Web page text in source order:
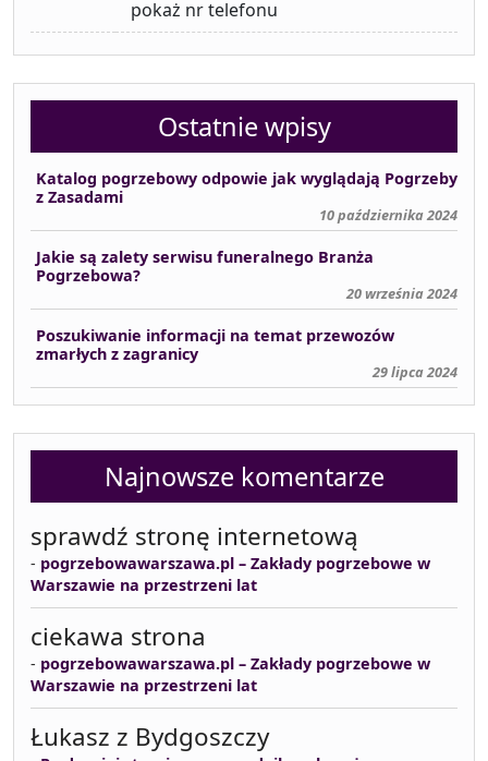
pokaż nr telefonu
Ostatnie wpisy
Katalog pogrzebowy odpowie jak wyglądają Pogrzeby
z Zasadami
10 października 2024
Jakie są zalety serwisu funeralnego Branża
Pogrzebowa?
20 września 2024
Poszukiwanie informacji na temat przewozów
zmarłych z zagranicy
29 lipca 2024
Najnowsze komentarze
sprawdź stronę internetową
- pogrzebowawarszawa.pl – Zakłady pogrzebowe w
Warszawie na przestrzeni lat
ciekawa strona
- pogrzebowawarszawa.pl – Zakłady pogrzebowe w
Warszawie na przestrzeni lat
Łukasz z Bydgoszczy